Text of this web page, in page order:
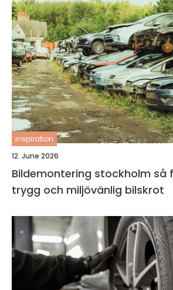
inspiration
12. June 2026
Bildemontering stockholm så fungerar en
trygg och miljövänlig bilskrot